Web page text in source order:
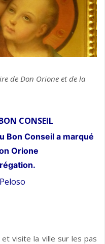
de Don Orione et de la
CONSEIL
Bon Conseil a marqué
Orione
visite la ville sur les pas